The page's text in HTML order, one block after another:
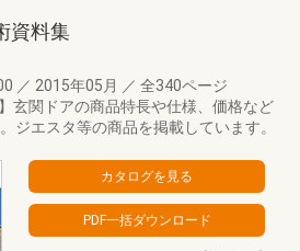
資料集
／ 2015年05月 ／ 全340ページ
玄関ドアの商品特長や仕様、価格など
ジエスタ等の商品を掲載しています。